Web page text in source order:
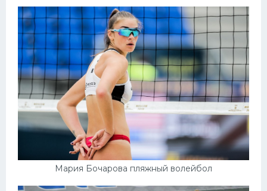
Мария Бочарова пляжный волейбол